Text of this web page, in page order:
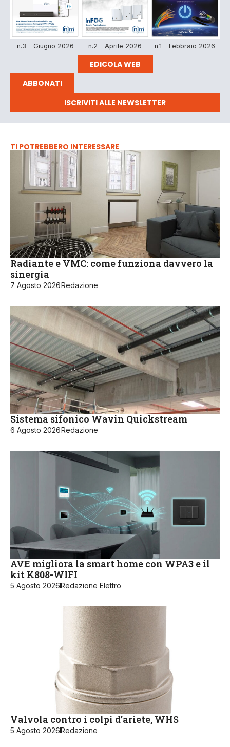
n.3 - Giugno 2026 n.2 - Aprile 2026 n.1 - Febbraio 2026
EDICOLA WEB
ABBONATI
ISCRIVITI ALLE NEWSLETTER
TI POTREBBERO INTERESSARE
Radiante e VMC: come funziona davvero la
sinergia
7 Agosto 2026Redazione
Sistema sifonico Wavin Quickstream
6 Agosto 2026Redazione
AVE migliora la smart home con WPA3 e il
kit K808-WIFI
5 Agosto 2026Redazione Elettro
Valvola contro i colpi d’ariete, WHS
5 Agosto 2026Redazione